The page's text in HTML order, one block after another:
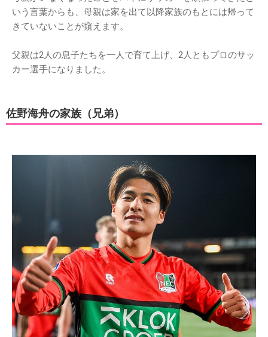
いう言葉からも、母親は家を出て以降家族のもとには帰って
きていないことが窺えます。
父親は2人の息子たちを一人で育て上げ、2人ともプロのサッ
カー選手になりました。
佐野海舟の家族（兄弟）